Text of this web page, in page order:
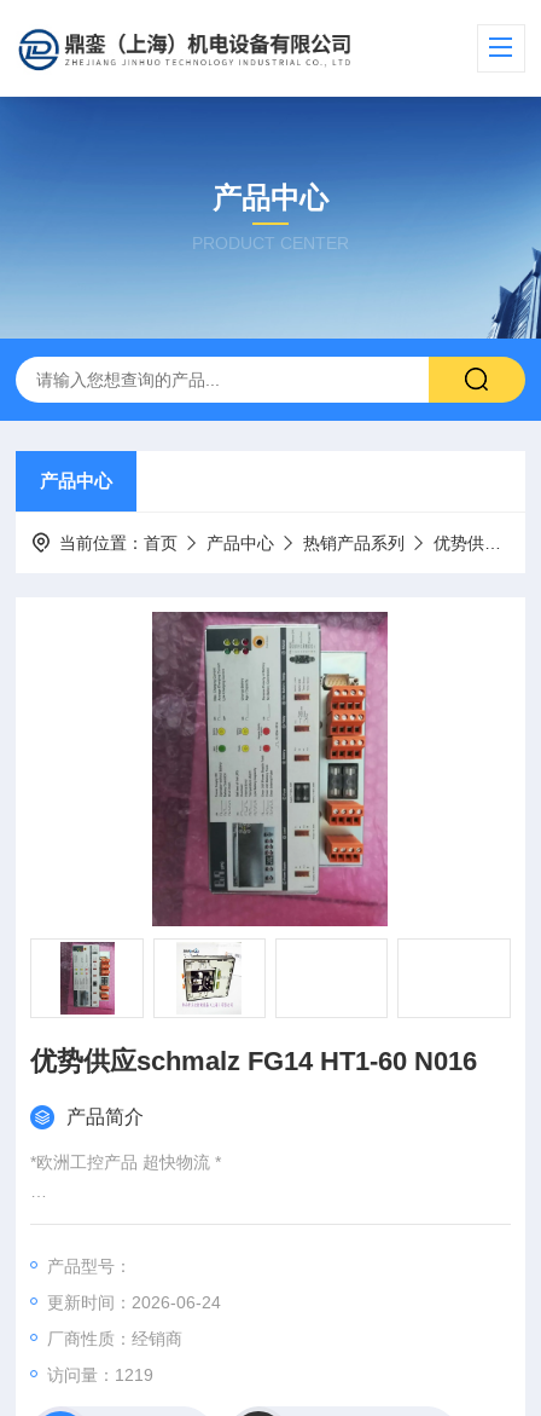
产品中心
PRODUCT CENTER
产品中心
当前位置：首页 产品中心 热销产品系列 优势供应
优势供应schmalz FG14 HT1-60 N016
产品简介
*欧洲工控产品 超快物流 *
：
：@
产品型号：
更新时间：2026-06-24
厂商性质：经销商
访问量：1219